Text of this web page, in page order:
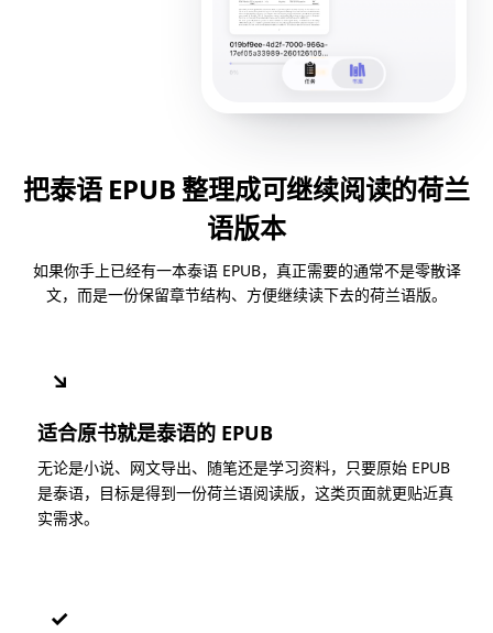
把泰语 EPUB 整理成可继续阅读的荷兰
语版本
如果你手上已经有一本泰语 EPUB，真正需要的通常不是零散译
文，而是一份保留章节结构、方便继续读下去的荷兰语版。
↘
适合原书就是泰语的 EPUB
无论是小说、网文导出、随笔还是学习资料，只要原始 EPUB
是泰语，目标是得到一份荷兰语阅读版，这类页面就更贴近真
实需求。
✓